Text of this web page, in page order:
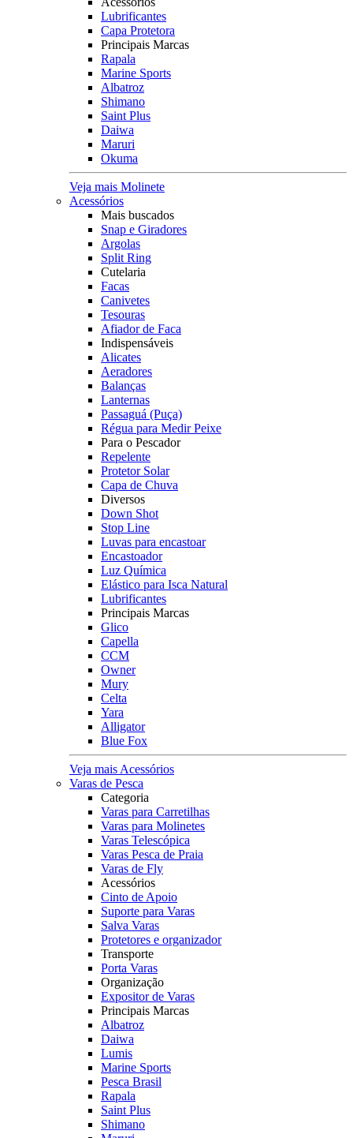
Lubrificantes
Capa Protetora
Principais Marcas
Rapala
Marine Sports
Albatroz
Shimano
Saint Plus
Daiwa
Maruri
Okuma
Veja mais Molinete
Acessórios
Mais buscados
Snap e Giradores
Argolas
Split Ring
Cutelaria
Facas
Canivetes
Tesouras
Afiador de Faca
Indispensáveis
Alicates
Aeradores
Balanças
Lanternas
Passaguá (Puça)
Régua para Medir Peixe
Para o Pescador
Repelente
Protetor Solar
Capa de Chuva
Diversos
Down Shot
Stop Line
Luvas para encastoar
Encastoador
Luz Química
Elástico para Isca Natural
Lubrificantes
Principais Marcas
Glico
Capella
CCM
Owner
Mury
Celta
Yara
Alligator
Blue Fox
Veja mais Acessórios
Varas de Pesca
Categoria
Varas para Carretilhas
Varas para Molinetes
Varas Telescópica
Varas Pesca de Praia
Varas de Fly
Acessórios
Cinto de Apoio
Suporte para Varas
Salva Varas
Protetores e organizador
Transporte
Porta Varas
Organização
Expositor de Varas
Principais Marcas
Albatroz
Daiwa
Lumis
Marine Sports
Pesca Brasil
Rapala
Saint Plus
Shimano